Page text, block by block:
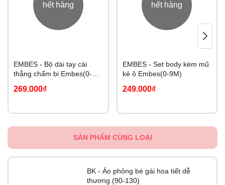
hết hàng
EMBES - Bộ dài tay cài
thẳng chấm bi Embes(0-
269.000₫
hết hàng
EMBES - Set body kèm mũ
kẻ ô Embes(0-9M)
249.000₫
SẢN PHẨM CÙNG LOẠI
BK - Áo phông bé gái hoa tiết dễ
thương (90-130)